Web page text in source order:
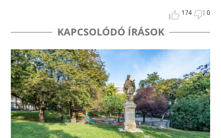
174 0
KAPCSOLÓDÓ ÍRÁSOK